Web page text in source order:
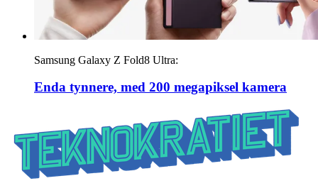
Samsung Galaxy Z Fold8 Ultra:
Enda tynnere, med 200 megapiksel kamera